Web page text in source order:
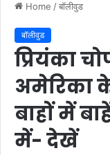
Home /बॉलीवुड
बॉलीवुड
प्रियंका
अमेरिका
बाहों में
में- देखें